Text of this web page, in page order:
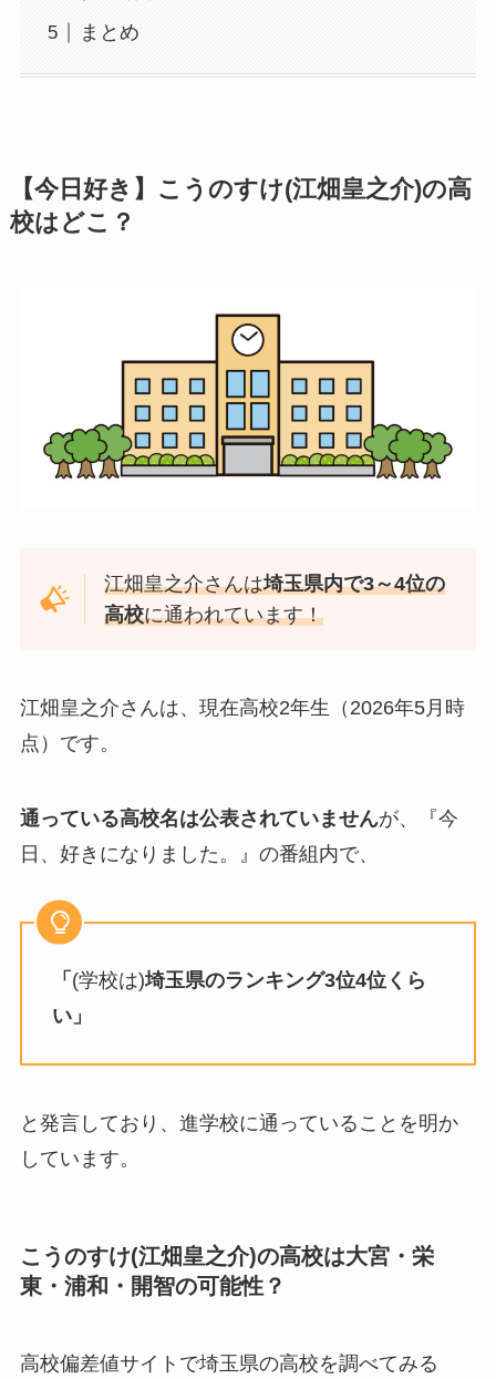
まとめ
【今日好き】こうのすけ(江畑皇之介)の高
校はどこ？
江畑皇之介さんは埼玉県内で3～4位の
高校に通われています！
江畑皇之介さんは、現在高校2年生（2026年5月時
点）です。
通っている高校名は公表されていませんが、『今
日、好きになりました。』の番組内で、
「 (学校は)埼玉県のランキング3位4位くら
い」
と発言しており、進学校に通っていることを明か
しています。
こうのすけ(江畑皇之介)の高校は大宮・栄
東・浦和・開智の可能性？
高校偏差値サイトで埼玉県の高校を調べてみる